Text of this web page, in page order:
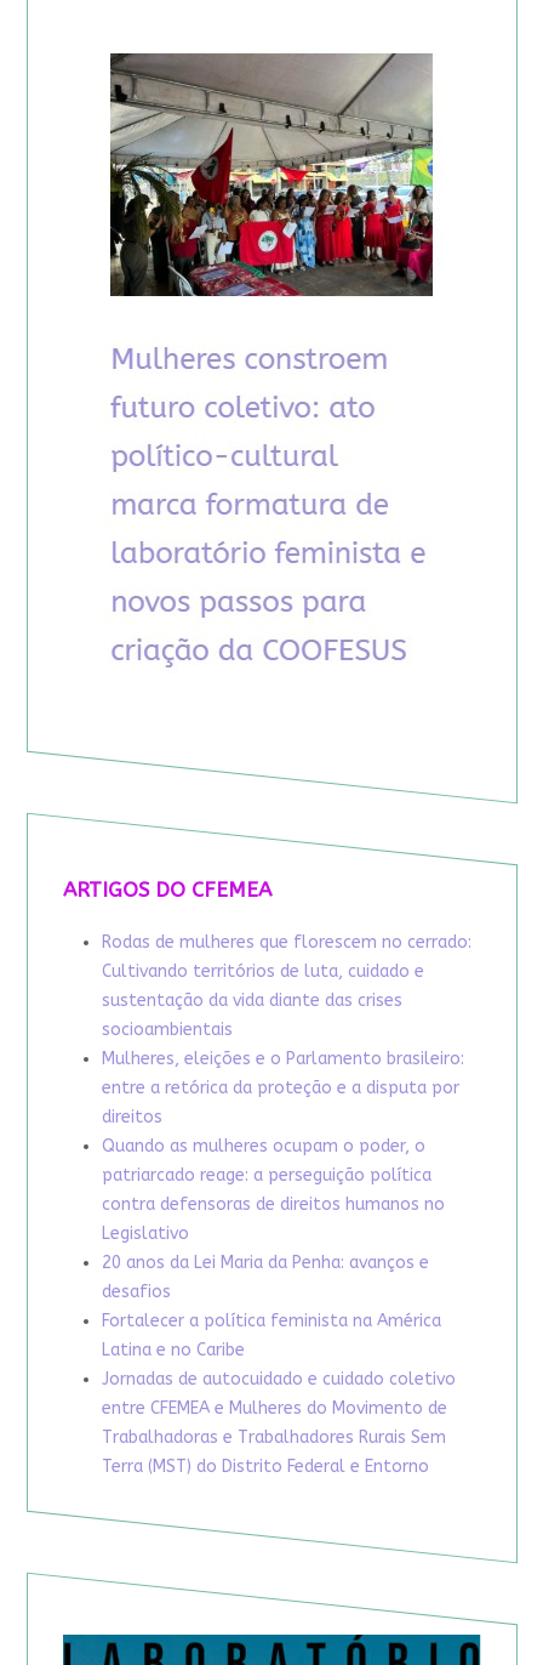
ARTIGOS DO CFEMEA
Rodas de mulheres que florescem no cerrado:
Cultivando territórios de luta, cuidado e
sustentação da vida diante das crises
socioambientais
Mulheres, eleições e o Parlamento brasileiro:
entre a retórica da proteção e a disputa por
direitos
Quando as mulheres ocupam o poder, o
patriarcado reage: a perseguição política
contra defensoras de direitos humanos no
Legislativo
20 anos da Lei Maria da Penha: avanços e
desafios
Fortalecer a política feminista na América
Latina e no Caribe
Jornadas de autocuidado e cuidado coletivo
entre CFEMEA e Mulheres do Movimento de
Trabalhadoras e Trabalhadores Rurais Sem
Terra (MST) do Distrito Federal e Entorno